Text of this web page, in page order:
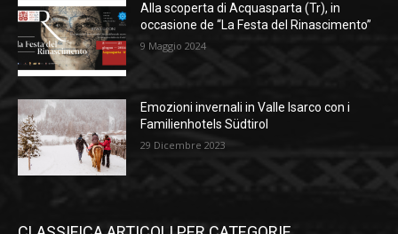
Alla scoperta di Acquasparta (Tr), in
occasione de “La Festa del Rinascimento”
9 Maggio 2024
Emozioni invernali in Valle Isarco con i
Familienhotels Südtirol
29 Dicembre 2023